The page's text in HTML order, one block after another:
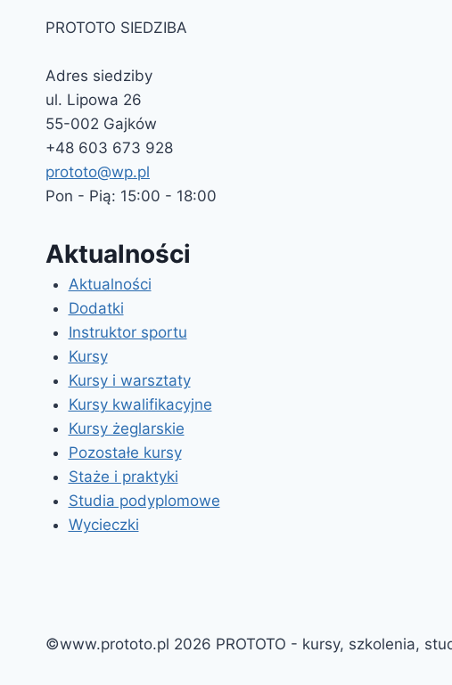
PROTOTO SIEDZIBA
Adres siedziby
ul. Lipowa 26
55-002 Gajków
+48 603 673 928
prototo@wp.pl
Pon - Pią: 15:00 - 18:00
Aktualności
Aktualności
Dodatki
Instruktor sportu
Kursy
Kursy i warsztaty
Kursy kwalifikacyjne
Kursy żeglarskie
Pozostałe kursy
Staże i praktyki
Studia podyplomowe
Wycieczki
©www.prototo.pl 2026 PROTOTO - kursy, szkolenia,